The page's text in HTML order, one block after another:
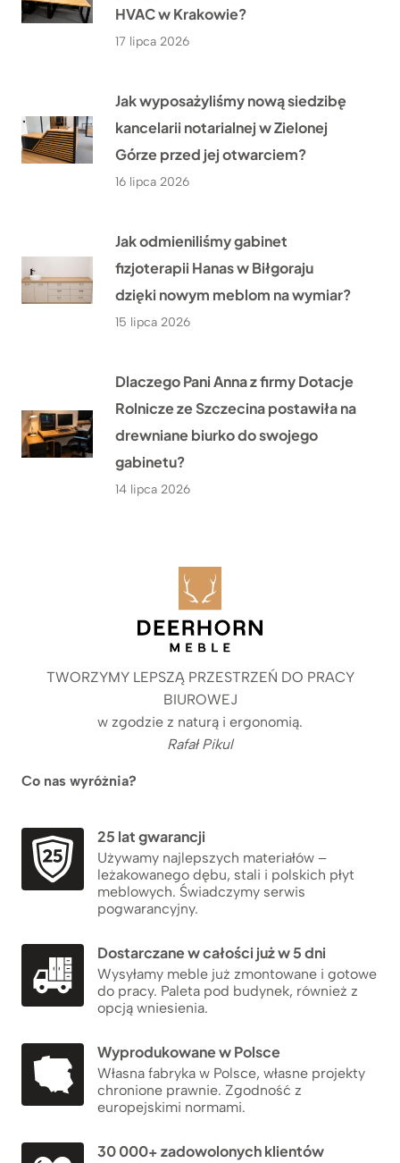
HVAC w Krakowie?
17 lipca 2026
Jak wyposażyliśmy nową siedzibę
kancelarii notarialnej w Zielonej
Górze przed jej otwarciem?
16 lipca 2026
Jak odmieniliśmy gabinet
fizjoterapii Hanas w Biłgoraju
dzięki nowym meblom na wymiar?
15 lipca 2026
Dlaczego Pani Anna z firmy Dotacje
Rolnicze ze Szczecina postawiła na
drewniane biurko do swojego
gabinetu?
14 lipca 2026
TWORZYMY LEPSZĄ PRZESTRZEŃ DO PRACY
BIUROWEJ
w zgodzie z naturą i ergonomią.
Rafał Pikul
Co nas wyróżnia?
25 lat gwarancji
Używamy najlepszych materiałów –
leżakowanego dębu, stali i polskich płyt
meblowych. Świadczymy serwis
pogwarancyjny.
Dostarczane w całości już w 5 dni
Wysyłamy meble już zmontowane i gotowe
do pracy. Paleta pod budynek, również z
opcją wniesienia.
Wyprodukowane w Polsce
Własna fabryka w Polsce, własne projekty
chronione prawnie. Zgodność z
europejskimi normami.
30 000+ zadowolonych klientów